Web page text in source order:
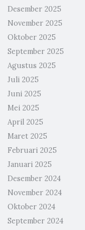
Desember 2025
November 2025
Oktober 2025
September 2025
Agustus 2025
Juli 2025
Juni 2025
Mei 2025
April 2025
Maret 2025
Februari 2025
Januari 2025
Desember 2024
November 2024
Oktober 2024
September 2024